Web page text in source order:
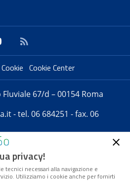
Cookie Center
67/d – 00154 Roma
- tel. 06 684251 - fax. 06
telematica iscritta
del Tribunale di Roma -
2008 - Direttore resp. Michela
privacy!
tecnici necessari alla navigazione e
Utilizziamo i cookie anche per fornirti